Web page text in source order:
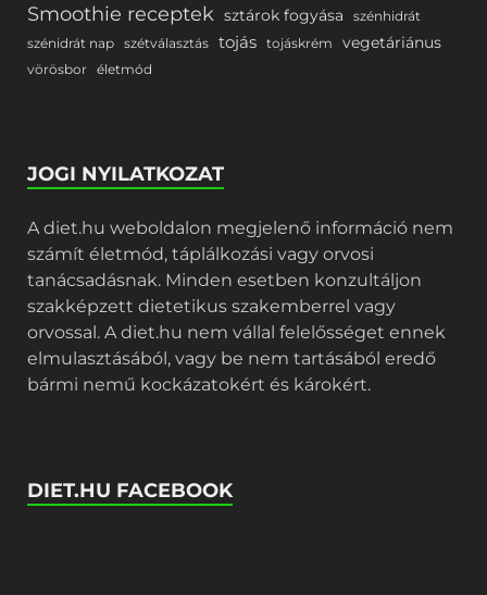
Smoothie receptek sztárok fogyása
szénhidrát
szénidrát nap szétválasztás tojás tojáskrém vegetáriánus
vörösbor életmód
JOGI NYILATKOZAT
A diet.hu weboldalon megjelenő információ nem
számít életmód, táplálkozási vagy orvosi
tanácsadásnak. Minden esetben konzultáljon
szakképzett dietetikus szakemberrel vagy
orvossal. A diet.hu nem vállal felelősséget ennek
elmulasztásából, vagy be nem tartásából eredő
bármi nemű kockázatokért és károkért.
DIET.HU FACEBOOK